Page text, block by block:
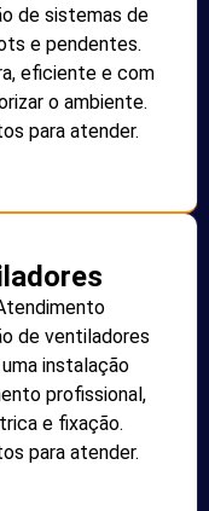
de sistemas de
e pendentes.
eficiente e com
o ambiente.
para atender.
de ventiladores
instalação
profissional,
e fixação.
para atender.